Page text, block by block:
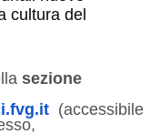
cultura del
sezione
(accessibile